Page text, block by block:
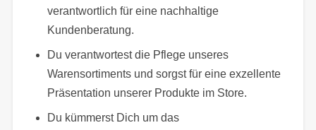
verantwortlich für eine nachhaltige
Kundenberatung.
Du verantwortest die Pflege unseres
Warensortiments und sorgst für eine exzellente
Präsentation unserer Produkte im Store.
Du kümmerst Dich um das